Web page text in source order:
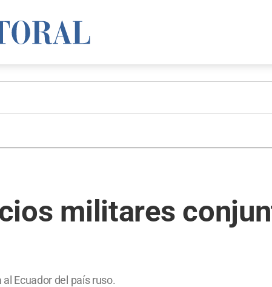
militares
Ecuador del país ruso.